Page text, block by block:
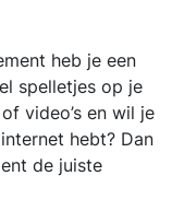
heb je een
spelletjes op je
video’s en wil je
hebt? Dan
de juiste